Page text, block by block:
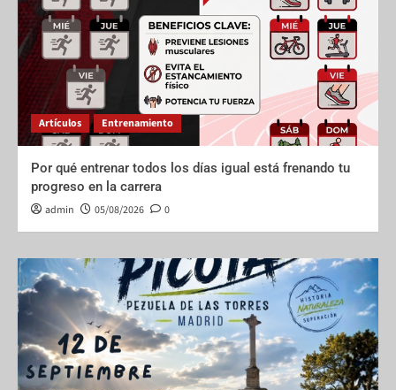
Artículos Entrenamiento
Por qué entrenar todos los días igual está frenando tu
progreso en la carrera
admin 05/08/2026 0